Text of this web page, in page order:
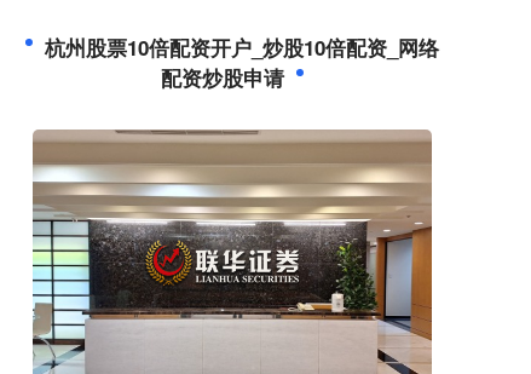
杭州股票10倍配资开户_炒股10倍配资_网络
配资炒股申请